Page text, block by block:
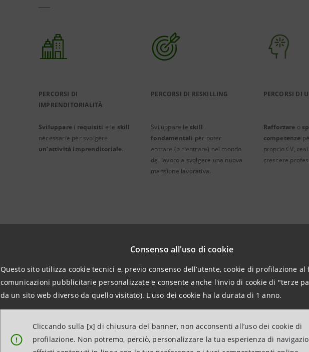
Consenso all'uso di cookie
Questo sito utilizza cookie tecnici e, previo consenso dell’utente, cookie di profilazione
comunicazioni pubblicitarie personalizzate e consente anche l'invio di cookie di "terze
da un sito web diverso da quello visitato). L'uso dei cookie ha la durata di 1 anno.
!
Cliccando sulla [x] di chiusura del banner, non acconsenti all’uso dei cookie di
profilazione. Non potremo, perciò, personalizzare la tua esperienza di
PERCORSI DI
IMPRENDITORIALITÀ
Sviluppare i requisiti e le skill
necessarie per svolgere
un’attività imprenditoriale.
PERCORSI DI RESKILLING
Sviluppare le skill
fondamentali per poter
entrare (o rientrare) nel mondo
del lavoro a svolgere una nuova
mansione lavorativa.
PERCORSI DI
Rafforzare o
competenze
proprio CV,
crescere